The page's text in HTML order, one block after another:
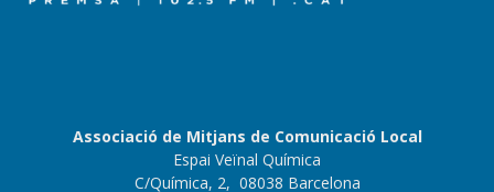
Associació de Mitjans de Comunicació Local
Espai Veïnal Química
C/Química, 2, 08038 Barcelona